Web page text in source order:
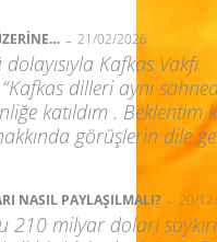
- 21/02/2026
Kafkas Vakfı
dilleri aynı
katıldım . Beklentim
görüşlerin dile
NASIL PAYLAŞILMALI? - 20/
210 milyar doları